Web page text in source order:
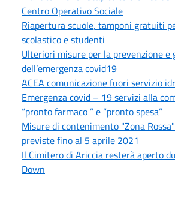
Centro Operativo Sociale
Riapertura scuole, tamponi gratuiti
scolastico e studenti
Ulteriori misure per la prevenzione e
dell’emergenza covid19
ACEA comunicazione fuori servizio
Emergenza covid – 19 servizi alla
“pronto farmaco ” e “pronto spesa”
Misure di contenimento "Zona
previste fino al 5 aprile 2021
Il Cimitero di Ariccia resterà aperto
Down